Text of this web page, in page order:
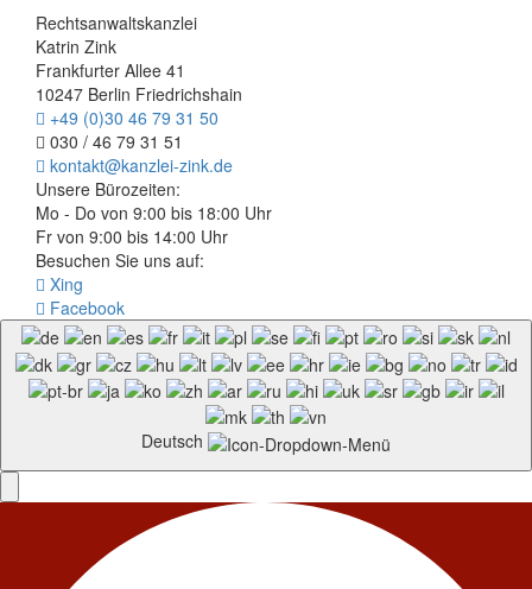
Rechtsanwaltskanzlei
Katrin Zink
Frankfurter Allee 41
10247 Berlin Friedrichshain
+49 (0)30 46 79 31 50
030 / 46 79 31 51
kontakt@kanzlei-zink.de
Unsere Bürozeiten:
Mo - Do von 9:00 bis 18:00 Uhr
Fr von 9:00 bis 14:00 Uhr
Besuchen Sie uns auf:
Xing
Facebook
Deutsch